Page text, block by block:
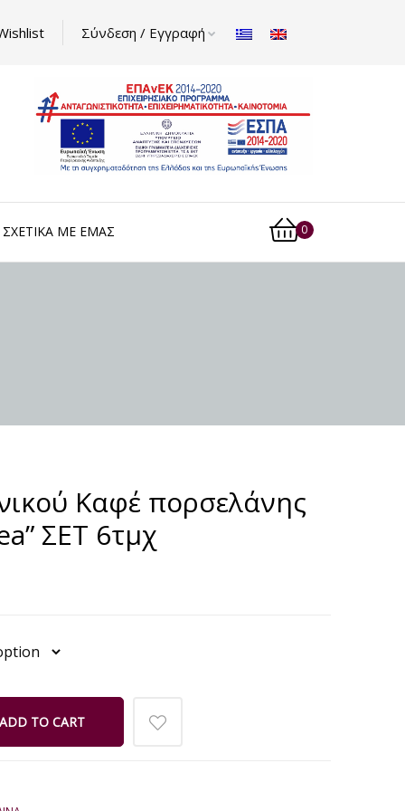
Σύνδεση / Εγγραφή
ΣΧΕΤΙΚΆ ΜΕ ΕΜΆΣ 0
Καφέ πορσελάνης
ΣΕΤ 6τμχ
TO CART